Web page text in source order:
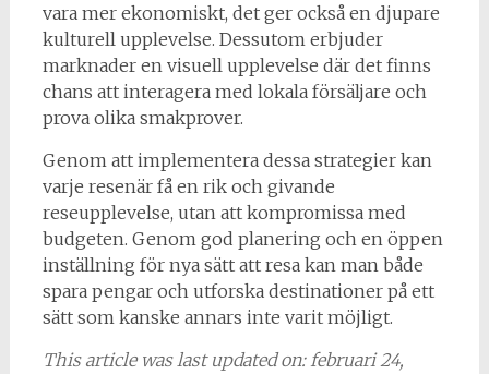
vara mer ekonomiskt, det ger också en djupare
kulturell upplevelse. Dessutom erbjuder
marknader en visuell upplevelse där det finns
chans att interagera med lokala försäljare och
prova olika smakprover.
Genom att implementera dessa strategier kan
varje resenär få en rik och givande
reseupplevelse, utan att kompromissa med
budgeten. Genom god planering och en öppen
inställning för nya sätt att resa kan man både
spara pengar och utforska destinationer på ett
sätt som kanske annars inte varit möjligt.
This article was last updated on: februari 24,